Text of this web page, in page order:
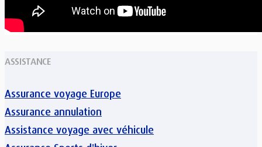
ASSISTANCE
Assurance voyage Europe
Assurance annulation
Assistance voyage avec véhicule